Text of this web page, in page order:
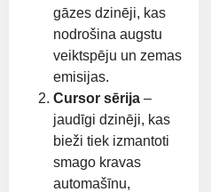
gāzes dzinēji, kas
nodrošina augstu
veiktspēju un zemas
emisijas.
Cursor sērija –
jaudīgi dzinēji, kas
bieži tiek izmantoti
smago kravas
automašīnu,